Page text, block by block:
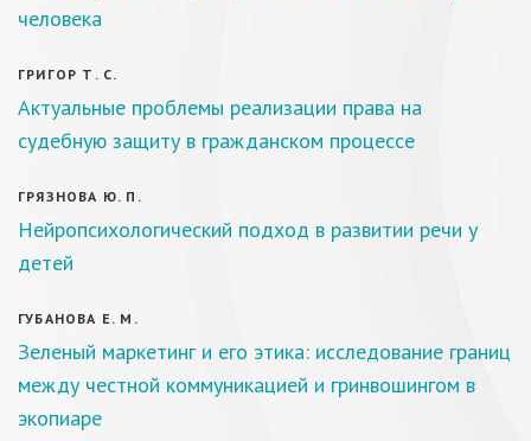
человека
ГРИГОР Т. С.
Актуальные проблемы реализации права на
судебную защиту в гражданском процессе
ГРЯЗНОВА Ю. П.
Нейропсихологический подход в развитии речи у
детей
ГУБАНОВА Е. М.
Зеленый маркетинг и его этика: исследование границ
между честной коммуникацией и гринвошингом в
экопиаре